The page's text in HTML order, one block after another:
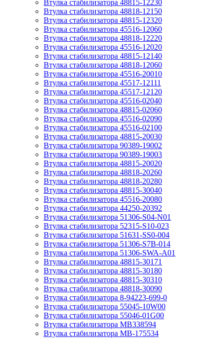
Втулка стабилизатора 48815-12230
Втулка стабилизатора 48818-12150
Втулка стабилизатора 48815-12320
Втулка стабилизатора 45516-12060
Втулка стабилизатора 48818-12220
Втулка стабилизатора 45516-12020
Втулка стабилизатора 48815-12140
Втулка стабилизатора 48818-12060
Втулка стабилизатора 45516-20010
Втулка стабилизатора 45517-12111
Втулка стабилизатора 45517-12120
Втулка стабилизатора 45516-02040
Втулка стабилизатора 48815-02060
Втулка стабилизатора 45516-02090
Втулка стабилизатора 45516-02100
Втулка стабилизатора 48815-20030
Втулка стабилизатора 90389-19002
Втулка стабилизатора 90389-19003
Втулка стабилизатора 48815-20020
Втулка стабилизатора 48818-20260
Втулка стабилизатора 48818-20280
Втулка стабилизатора 48815-30040
Втулка стабилизатора 45516-20080
Втулка стабилизатора 44250-20392
Втулка стабилизатора 51306-S04-N01
Втулка стабилизатора 52315-S10-023
Втулка стабилизатора 51631-SS0-004
Втулка стабилизатора 51306-S7B-014
Втулка стабилизатора 51306-SWA-A01
Втулка стабилизатора 48815-30171
Втулка стабилизатора 48815-30180
Втулка стабилизатора 48815-30310
Втулка стабилизатора 48818-30090
Втулка стабилизатора 8-94223-699-0
Втулка стабилизатора 55045-10W00
Втулка стабилизатора 55046-01G00
Втулка стабилизатора MB338594
Втулка стабилизатора MB-175534